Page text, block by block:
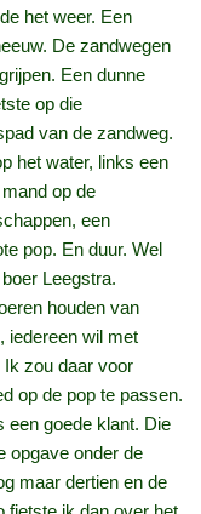
het weer. Een
De zandwegen
Een dunne
op die
van de zandweg.
het water, links een
op de
een
pop. En duur. Wel
Leegstra.
houden van
iedereen wil met
zou daar voor
op de pop te passen.
een goede klant. Die
opgave onder de
maar dertien en de